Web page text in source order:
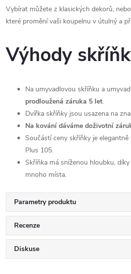
Vybírat můžete z klasických dekorů,
které promění vaši koupelnu v útulný a
Výhody
Na umyvadlovou skříňku a
prodloužená záruka 5 let.
Dvířka skříňky jsou usazena na
Na kování dáváme doživotní
Součástí ceny skříňky je
Plus 105.
Skříňka má sníženou hloubku,
mnoho místa.
Parametry produktu
Recenze
Diskuse